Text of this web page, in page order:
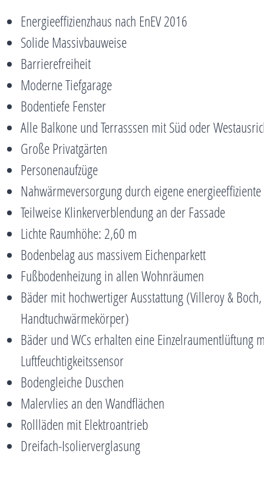
Energieeffizienzhaus nach EnEV 2016
Solide Massivbauweise
Barrierefreiheit
Moderne Tiefgarage
Bodentiefe Fenster
Alle Balkone und Terrasssen mit Süd oder
Große Privatgärten
Personenaufzüge
Nahwärmeversorgung durch eigene
Teilweise Klinkerverblendung an der Fassade
Lichte Raumhöhe: 2,60 m
Bodenbelag aus massivem Eichenparkett
Fußbodenheizung in allen Wohnräumen
Bäder mit hochwertiger Ausstattung (Villeroy &
Handtuchwärmekörper)
Bäder und WCs erhalten eine Einzelraumentlüftung
Luftfeuchtigkeitssensor
Bodengleiche Duschen
Malervlies an den Wandflächen
Rollläden mit Elektroantrieb
Dreifach-Isolierverglasung